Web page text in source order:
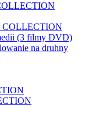
COLLECTION
(3 filmy DVD)
na druhny